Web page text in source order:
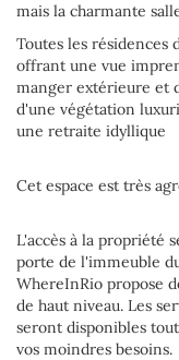
mais la charmante
Toutes les résidences
offrant une vue
manger extérieure et
d'une végétation
une retraite idyllique
Cet espace est très
L'accès à la propriété
porte de l'immeuble
WhereInRio propose
de haut niveau. Les
seront disponibles
vos moindres besoins.